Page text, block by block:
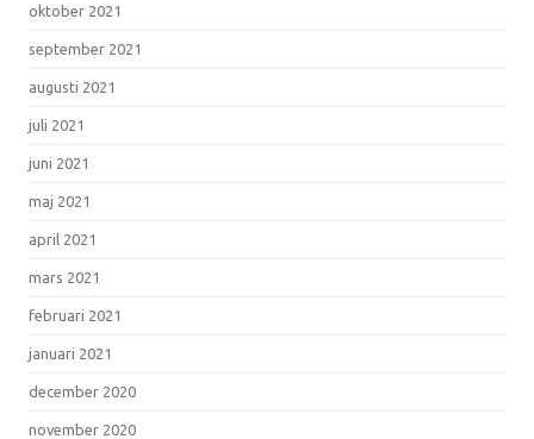
oktober 2021
september 2021
augusti 2021
juli 2021
juni 2021
maj 2021
april 2021
mars 2021
februari 2021
januari 2021
december 2020
november 2020